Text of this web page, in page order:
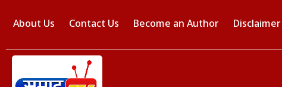
About Us Contact Us Become an Author Disclaimer